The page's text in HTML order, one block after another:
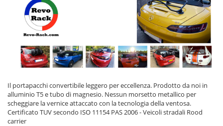
Il portapacchi convertibile leggero per eccellenza. Prodotto da noi in
alluminio T5 e tubo di magnesio. Nessun morsetto metallico per
scheggiare la vernice attaccato con la tecnologia della ventosa.
Certificato TUV secondo ISO 11154 PAS 2006 - Veicoli stradali Rood
carrier